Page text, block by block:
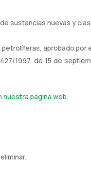
sustancias nuevas y
aprobado por
1997, de 15 de
nuestra página web.